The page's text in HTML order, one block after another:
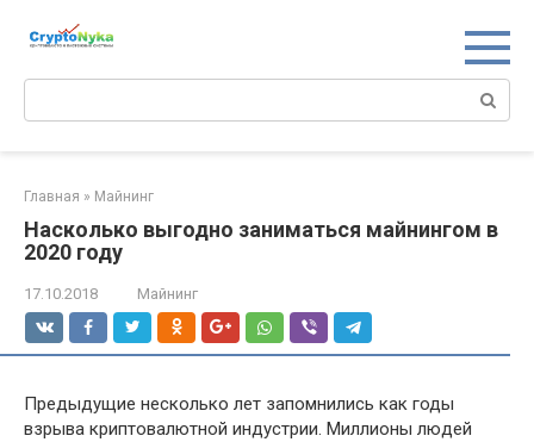
Главная » Майнинг
Насколько выгодно заниматься майнингом в
2020 году
17.10.2018 Майнинг
Предыдущие несколько лет запомнились как годы
взрыва криптовалютной индустрии. Миллионы людей